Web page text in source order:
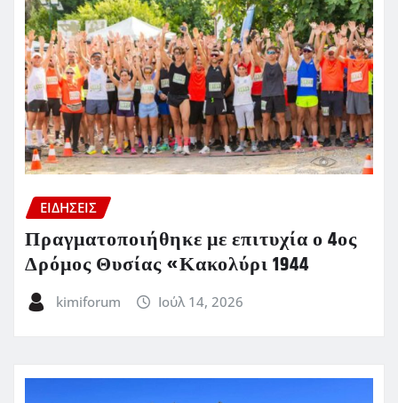
ΕΙΔΗΣΕΙΣ
Πραγματοποιήθηκε με επιτυχία ο 4ος
Δρόμος Θυσίας «Κακολύρι 1944
kimiforum Ιούλ 14, 2026